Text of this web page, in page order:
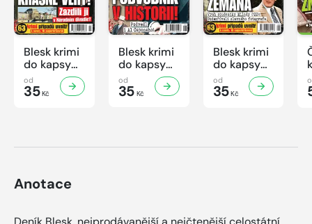
Blesk krimi
do kapsy
č.7/2026
od
35Kč
Blesk krimi
do kapsy
č.6/2026
od
35Kč
Blesk krimi
do kapsy
č.5/2026
od
35Kč
Anotace